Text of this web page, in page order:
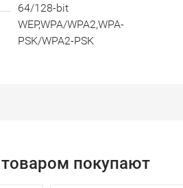
64/128-bit
WEP,WPA/WPA2,WPA-
PSK/WPA2-PSK
покупают